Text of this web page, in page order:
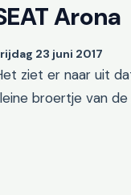
Arona
23 juni 2017
ziet er naar uit
broertje van de